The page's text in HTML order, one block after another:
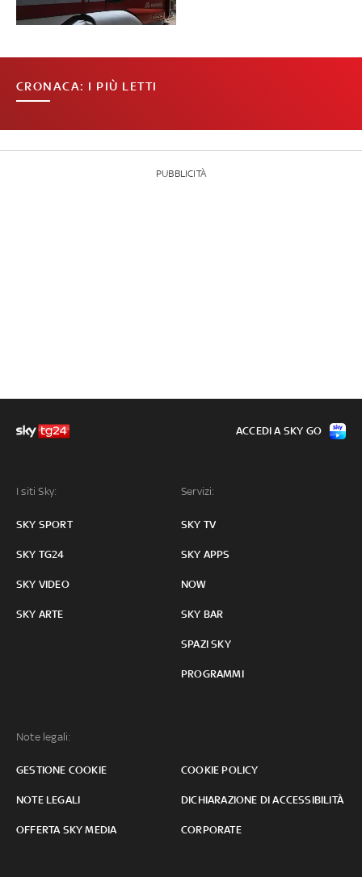
CRONACA: I PIÙ LETTI
PUBBLICITÀ
I siti Sky:
SKY SPORT
SKY TG24
SKY VIDEO
SKY ARTE
Servizi:
SKY TV
SKY APPS
NOW
SKY BAR
SPAZI SKY
PROGRAMMI
Note legali:
GESTIONE COOKIE COOKIE POLICY
NOTE LEGALI DICHIARAZIONE DI ACCESSIBILITÀ
OFFERTA SKY MEDIA CORPORATE
ACCEDI A SKY GO